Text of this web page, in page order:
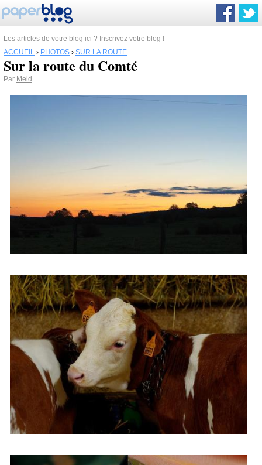
Les articles de votre blog ici ? Inscrivez votre blog !
ACCUEIL › PHOTOS › SUR LA ROUTE
Sur la route du Comté
Par Meld